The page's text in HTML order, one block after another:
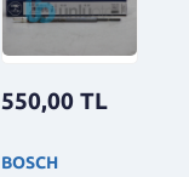
550,00 TL
BOSCH